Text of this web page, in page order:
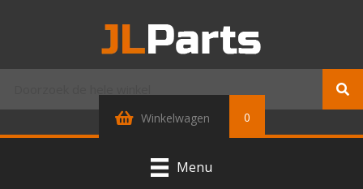
Winkelwagen 0
Menu